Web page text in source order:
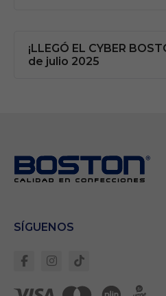
¡LLEGÓ EL CYBER
de julio 2025
SÍGUENOS